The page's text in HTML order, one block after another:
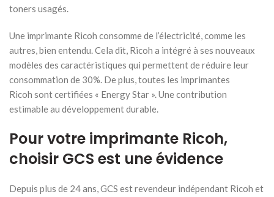
toners usagés.
Une imprimante Ricoh consomme de l’électricité, comme les
autres, bien entendu. Cela dit, Ricoh a intégré à ses nouveaux
modèles des caractéristiques qui permettent de réduire leur
consommation de 30%. De plus, toutes les imprimantes
Ricoh sont certifiées « Energy Star ». Une contribution
estimable au développement durable.
Pour votre imprimante Ricoh,
choisir GCS est une évidence
Depuis plus de 24 ans, GCS est revendeur indépendant Ricoh et